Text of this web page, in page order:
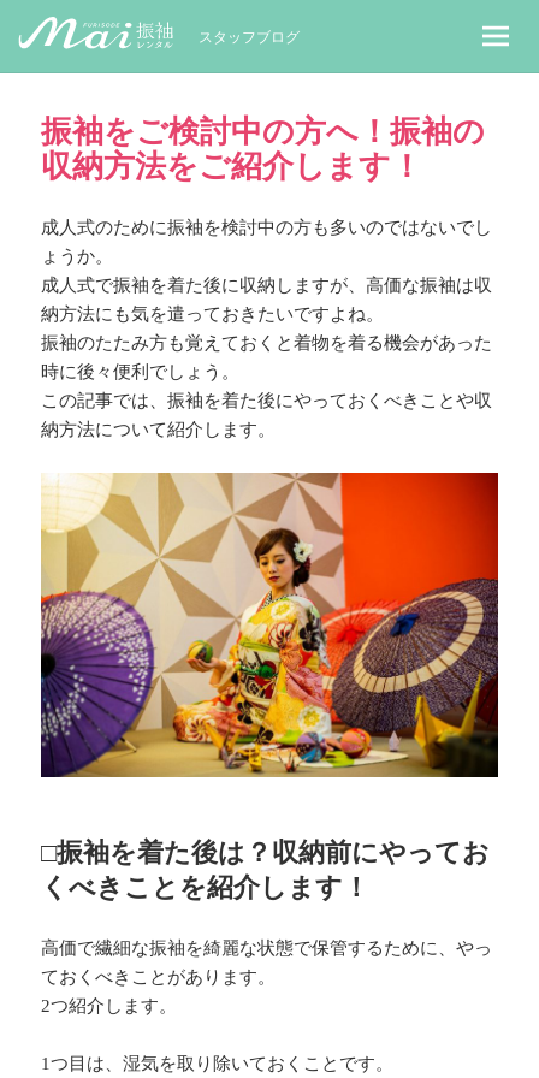
MaiレンタルBLOG｜Maiで成人式振袖
スタッフブログ
振袖をご検討中の方へ！振袖の
収納方法をご紹介します！
成人式のために振袖を検討中の方も多いのではないでし
ょうか。
成人式で振袖を着た後に収納しますが、高価な振袖は収
納方法にも気を遣っておきたいですよね。
振袖のたたみ方も覚えておくと着物を着る機会があった
時に後々便利でしょう。
この記事では、振袖を着た後にやっておくべきことや収
納方法について紹介します。
□振袖を着た後は？収納前にやってお
くべきことを紹介します！
高価で繊細な振袖を綺麗な状態で保管するために、やっ
ておくべきことがあります。
2つ紹介します。
1つ目は、湿気を取り除いておくことです。